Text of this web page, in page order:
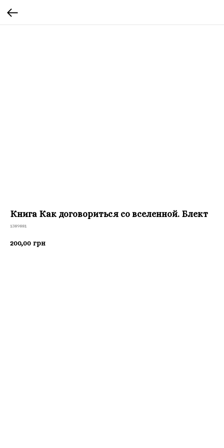
Книга Как договориться со вселенной. Блект
1389881
200,00 грн